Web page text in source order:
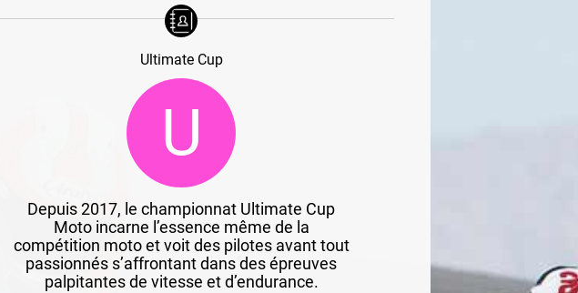
Ultimate Cup
U
Depuis 2017, le championnat Ultimate Cup
Moto incarne l’essence même de la
compétition moto et voit des pilotes avant tout
passionnés s’affrontant dans des épreuves
palpitantes de vitesse et d’endurance.